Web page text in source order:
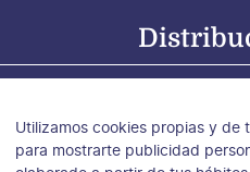
para Argentina, Chile y
para México
Utilizamos cookies propias y de
para mostrarte publicidad